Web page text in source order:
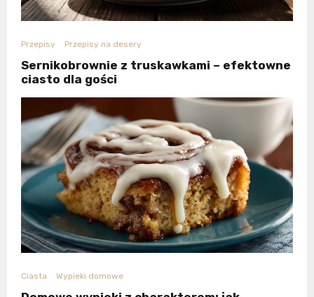
Przepisy Przepisy na desery
Sernikobrownie z truskawkami – efektowne
ciasto dla gości
Ciasta Wypieki domowe